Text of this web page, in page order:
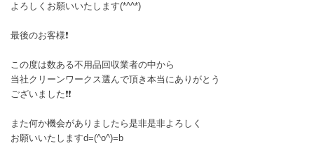
よろしくお願いいたします(*^^*)
最後のお客様❗
この度は数ある不用品回収業者の中から
当社クリーンワークス選んで頂き本当にありがとう
ございました❗❗
また何か機会がありましたら是非是非よろしく
お願いいたしますd=(^o^)=b